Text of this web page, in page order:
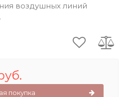
воздушных линий
покупка